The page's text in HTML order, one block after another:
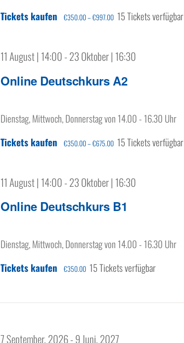
Tickets kaufen
€350.00 – €997.00 15 Tickets verfügbar
Online Deutschkurs A2
11 August | 14:00-23 Oktober | 16:30
Dienstag, Mittwoch, Donnerstag von 14.00 - 16.30 Uhr
Tickets kaufen
€350.00 – €675.00 15 Tickets verfügbar
Online Deutschkurs B1
11 August | 14:00-23 Oktober | 16:30
Dienstag, Mittwoch, Donnerstag von 14.00 - 16.30 Uhr
Tickets kaufen
€350.00 15 Tickets verfügbar
7 September, 2026-9 Juni, 2027